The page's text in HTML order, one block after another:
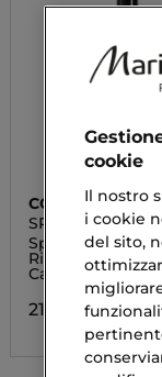
COLLISTAR
SPRAY GLOSS
C
Spray
Rivitalizzante -
Capelli Colorati
21,38 €
cookie
Il nostro
i cookie
del sito,